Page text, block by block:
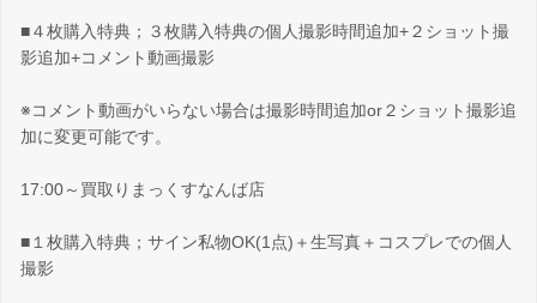
■４枚購入特典；３枚購入特典の個人撮影時間追加+２ショット撮
影追加+コメント動画撮影
※コメント動画がいらない場合は撮影時間追加or２ショット撮影追
加に変更可能です。
17:00～買取りまっくすなんば店
■１枚購入特典；サイン私物OK(1点)＋生写真＋コスプレでの個人
撮影